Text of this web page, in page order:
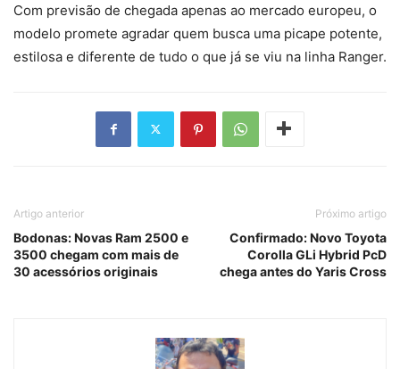
Com previsão de chegada apenas ao mercado europeu, o
modelo promete agradar quem busca uma picape potente,
estilosa e diferente de tudo o que já se viu na linha Ranger.
Artigo anterior
Bodonas: Novas Ram 2500 e
3500 chegam com mais de
30 acessórios originais
Próximo artigo
Confirmado: Novo Toyota
Corolla GLi Hybrid PcD
chega antes do Yaris Cross